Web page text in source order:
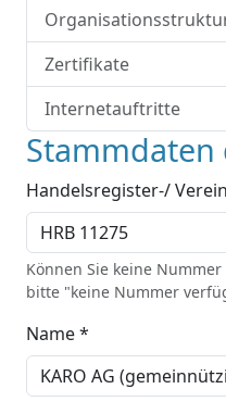
Zertifikate
Internetauftritte
Stammdaten
Handelsregister-/
Können Sie keine
bitte "keine Nummer
Name *